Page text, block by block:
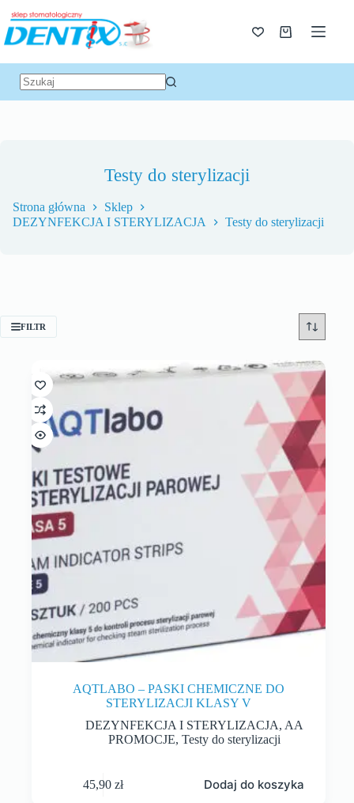
Testy do sterylizacji
Strona główna
Sklep
DEZYNFEKCJA I STERYLIZACJA
Testy do sterylizacji
FILTR
AQTLABO – PASKI CHEMICZNE DO
STERYLIZACJI KLASY V
DEZYNFEKCJA I STERYLIZACJA, AA
PROMOCJE,Testy do sterylizacji
45,90zł Dodaj do koszyka